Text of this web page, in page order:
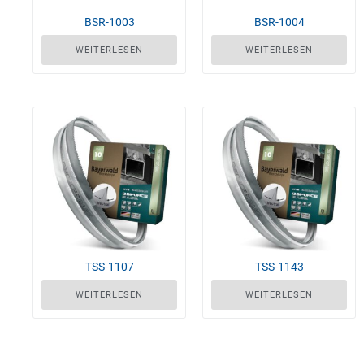
BSR-1003
WEITERLESEN
BSR-1004
WEITERLESEN
TSS-1107
WEITERLESEN
TSS-1143
WEITERLESEN